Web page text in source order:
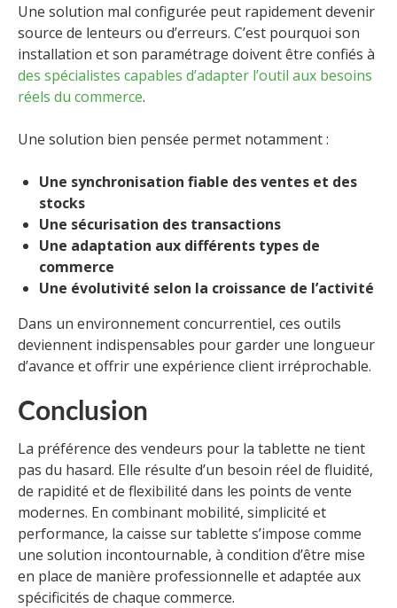
Une solution mal configurée peut rapidement devenir
source de lenteurs ou d’erreurs. C’est pourquoi son
installation et son paramétrage doivent être confiés à
des spécialistes capables d’adapter l’outil aux besoins
réels du commerce.
Une solution bien pensée permet notamment :
Une synchronisation fiable des ventes et des
stocks
Une sécurisation des transactions
Une adaptation aux différents types de
commerce
Une évolutivité selon la croissance de l’activité
Dans un environnement concurrentiel, ces outils
deviennent indispensables pour garder une longueur
d’avance et offrir une expérience client irréprochable.
Conclusion
La préférence des vendeurs pour la tablette ne tient
pas du hasard. Elle résulte d’un besoin réel de fluidité,
de rapidité et de flexibilité dans les points de vente
modernes. En combinant mobilité, simplicité et
performance, la caisse sur tablette s’impose comme
une solution incontournable, à condition d’être mise
en place de manière professionnelle et adaptée aux
spécificités de chaque commerce.